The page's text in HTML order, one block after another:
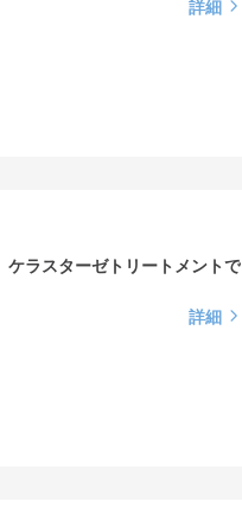
詳細
ラスターゼトリートメントで
詳細